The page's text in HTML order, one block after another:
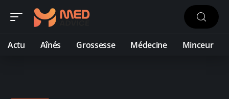
Actu Aînés Grossesse Médecine Minceur